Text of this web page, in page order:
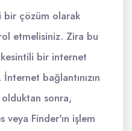
bir çözüm olarak
etmelisiniz. Zira bu
bir internet
bağlantınızın
sonra,
veya Finder'ın işlem